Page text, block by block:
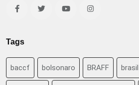
Tags
baccf bolsonaro BRAFF brasil